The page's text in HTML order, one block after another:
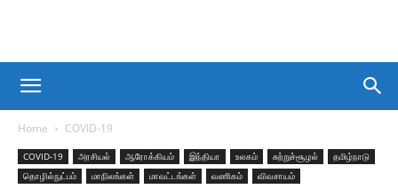
Home COVID-19
COVID-19 அரசியல் ஆரோக்கியம் இந்தியா உலகம் சுற்றுச்சூழல்
தமிழ்நாடு
தொழில்நுட்பம்
மாநிலங்கள் மாவட்டங்கள் வணிகம் விவசாயம்